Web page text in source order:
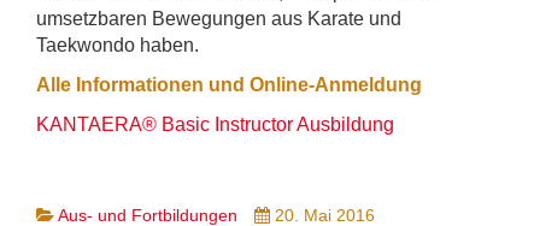
umsetzbaren Bewegungen aus Karate und
Taekwondo haben.
Alle Informationen und Online-Anmeldung
KANTAERA® Basic Instructor Ausbildung
Aus- und Fortbildungen 20. Mai 2016